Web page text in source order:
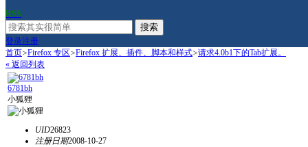
RSS
搜索
登录注册
首页>Firefox 专区>Firefox 扩展、插件、脚本和样式>请求4.0b1下的Tab扩展。
« 返回列表
6781bh
小狐狸
UID26823
注册日期2008-10-27